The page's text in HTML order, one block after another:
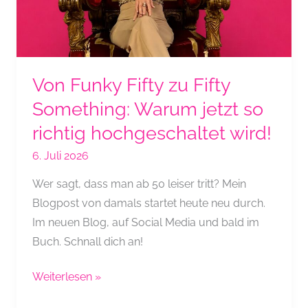
Von Funky Fifty zu Fifty
Something: Warum jetzt so
richtig hochgeschaltet wird!
6. Juli 2026
Wer sagt, dass man ab 50 leiser tritt? Mein
Blogpost von damals startet heute neu durch.
Im neuen Blog, auf Social Media und bald im
Buch. Schnall dich an!
Von
Weiterlesen »